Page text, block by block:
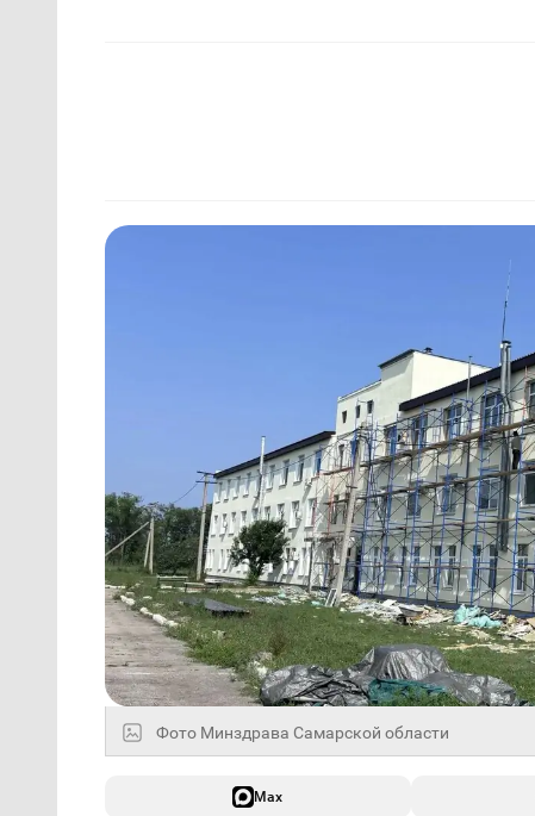
Фото Минздрава Самарской области
Max